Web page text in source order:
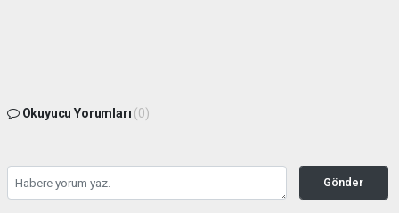
Okuyucu Yorumları (0)
Gönder